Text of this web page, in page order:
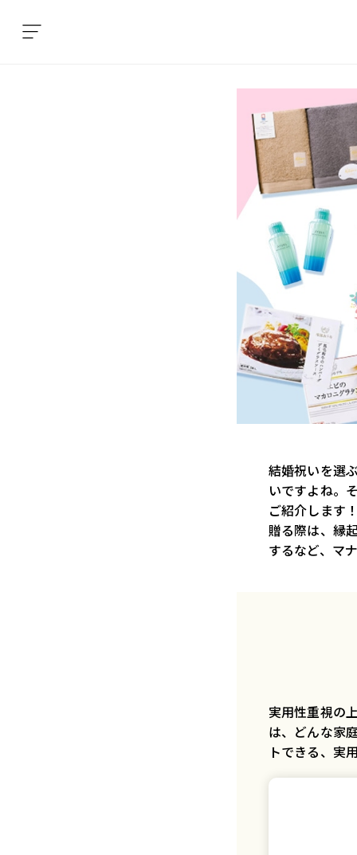
結婚祝いを選
いですよね。
ご紹介します
贈る際は、縁
するなど、マ
実用性重視の
は、どんな家
トできる、実